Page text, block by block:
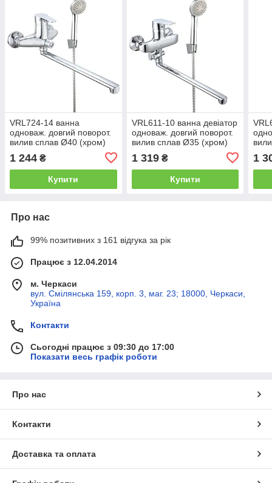
VRL724-14 ванна
одноваж. довгий поворот.
вилив сплав Ø40 (хром)
1 244 ₴
Купити
VRL611-10 ванна девіатор
одноваж. довгий поворот.
вилив сплав Ø35 (хром)
1 319₴
Купити
1
Про нас
99% позитивних з 161 відгука за рік
Працює з 12.04.2014
м. Черкаси
вул. Смілянська 159, корп. 3, маг. 23; 18000, Черкаси,
Україна
Контакти
Сьогодні працює з 09:30 до 17:00
Показати весь графік роботи
Про нас
Контакти
Доставка та оплата